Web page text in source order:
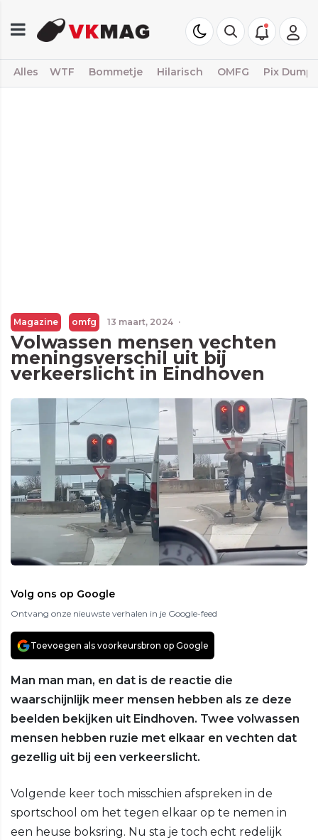
Alles WTF Bommetje Hilarisch OMFG Pix Dump
Magazine omfg 13 maart, 2024 ·
Volwassen mensen vechten
meningsverschil uit bij
verkeerslicht in Eindhoven
Volg ons op Google
Ontvang onze nieuwste verhalen in je Google-feed
Toevoegen als voorkeursbron op Google
Man man man, en dat is de reactie die
waarschijnlijk meer mensen hebben als ze deze
beelden bekijken uit Eindhoven. Twee volwassen
mensen hebben ruzie met elkaar en vechten dat
gezellig uit bij een verkeerslicht.
Volgende keer toch misschien afspreken in de
sportschool om het tegen elkaar op te nemen in
een heuse boksring. Nu sta je toch echt redelijk